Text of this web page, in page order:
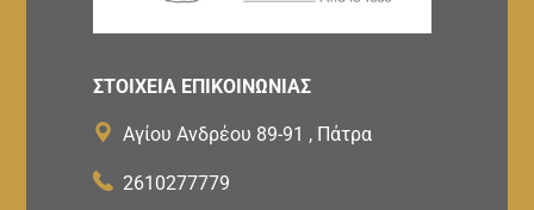
ΣΤΟΙΧΕΙΑ ΕΠΙΚΟΙΝΩΝΙΑΣ
Αγίου Ανδρέου 89-91 , Πάτρα
2610277779